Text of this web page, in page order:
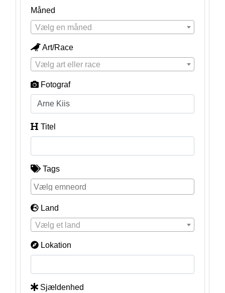
Måned
Vælg en måned
Art/Race
Vælg art eller race
Fotograf
Titel
Tags
Land
Vælg et land
Lokation
Sjældenhed